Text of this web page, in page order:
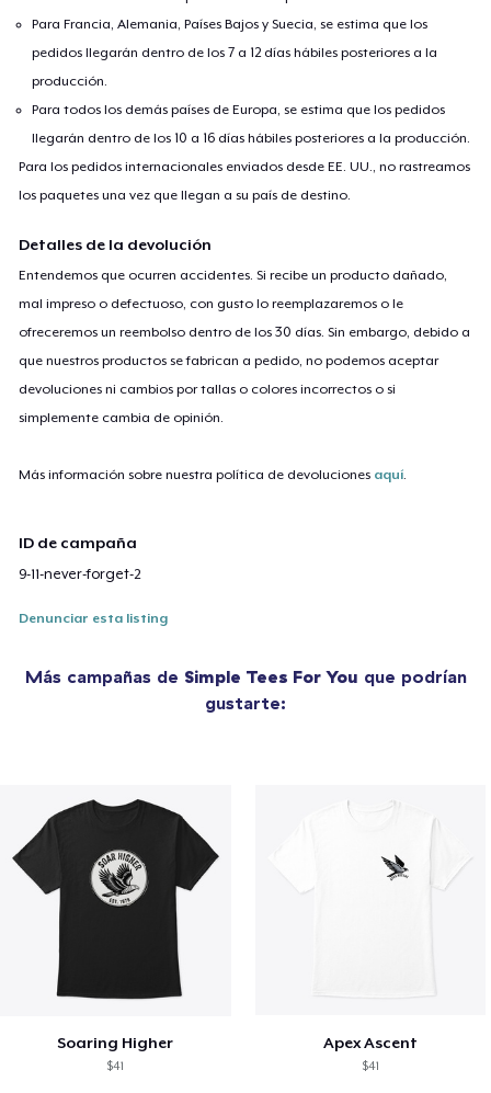
Para Francia, Alemania, Países Bajos y Suecia, se estima que los
pedidos llegarán dentro de los 7 a 12 días hábiles posteriores a la
producción.
Para todos los demás países de Europa, se estima que los pedidos
llegarán dentro de los 10 a 16 días hábiles posteriores a la producción.
Para los pedidos internacionales enviados desde EE. UU., no rastreamos
los paquetes una vez que llegan a su país de destino.
Detalles de la devolución
Entendemos que ocurren accidentes. Si recibe un producto dañado,
mal impreso o defectuoso, con gusto lo reemplazaremos o le
ofreceremos un reembolso dentro de los 30 días. Sin embargo, debido a
que nuestros productos se fabrican a pedido, no podemos aceptar
devoluciones ni cambios por tallas o colores incorrectos o si
simplemente cambia de opinión.
Más información sobre nuestra política de devoluciones aquí.
ID de campaña
9-11-never-forget-2
Denunciar esta listing
Más campañas de Simple Tees For You que podrían
gustarte:
Soaring Higher
$41
Apex Ascent
$41